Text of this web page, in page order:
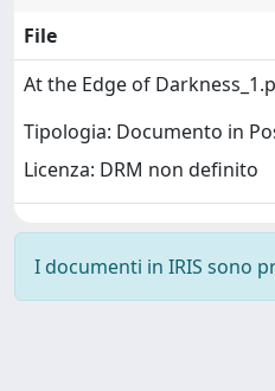
File
At the Edge of
Tipologia: Documento in
Licenza: DRM non definito
I documenti in IRIS sono